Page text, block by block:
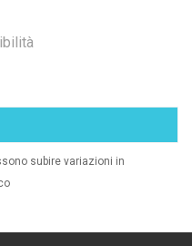
subire variazioni in